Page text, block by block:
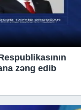
zəng edib